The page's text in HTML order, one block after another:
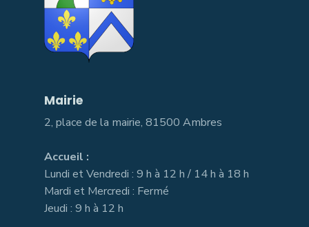
Mairie
2, place de la mairie, 81500 Ambres
Accueil :
Lundi et Vendredi : 9 h à 12 h / 14 h à 18 h
Mardi et Mercredi : Fermé
Jeudi : 9 h à 12 h